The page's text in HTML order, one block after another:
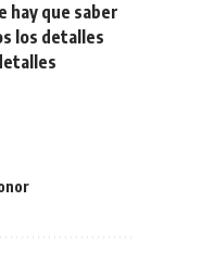
hay que saber
los detalles